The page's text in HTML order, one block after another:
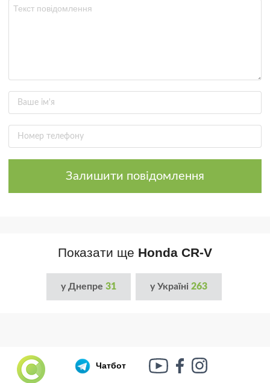
Залишити повідомлення
Показати ще Honda CR-V
у Днепре 31 у Україні 263
Чатбот